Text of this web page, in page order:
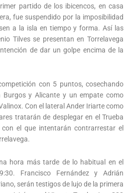
partido de los ibicencos, en casa
fue suspendido por la imposibilidad
a la isla en tiempo y forma. Así las
Tilves se presentan en Torrelavega
de dar un golpe encima de la
con 5 puntos, cosechando
y Alicante y un empate como
Con el lateral Ander Iriarte como
tratarán de desplegar en el Trueba
el que intentarán contrarrestar el
hora más tarde de lo habitual en el
Francisco Fernández y Adrián
serán testigos de lujo de la primera